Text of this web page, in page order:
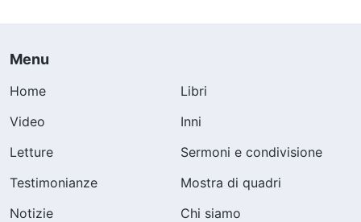
Menu
Home
Libri
Video
Inni
Letture
Sermoni e condivisione
Testimonianze
Mostra di quadri
Notizie
Chi siamo